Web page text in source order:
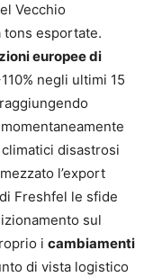
Vecchio
tons esportate.
europee di
negli ultimi 15
disastrosi
l’export
Freshfel le sfide
sul
i cambiamenti
di vista logistico